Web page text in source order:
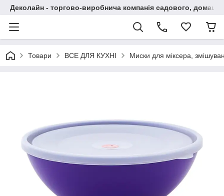
Деколайн - торгово-виробнича компанія садового,
Товари ВСЕ ДЛЯ КУХНІ Миски для міксера,